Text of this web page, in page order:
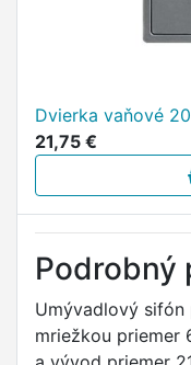
Dvierka vaňové
21,75 €
Podrobný
Umývadlový sifón
mriežkou priemer